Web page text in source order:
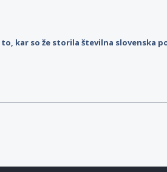
kar so že storila številna slovenska